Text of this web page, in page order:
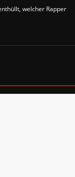
welcher Rapper